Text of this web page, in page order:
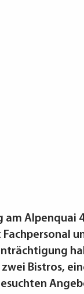
am Alpenquai
Bistros,